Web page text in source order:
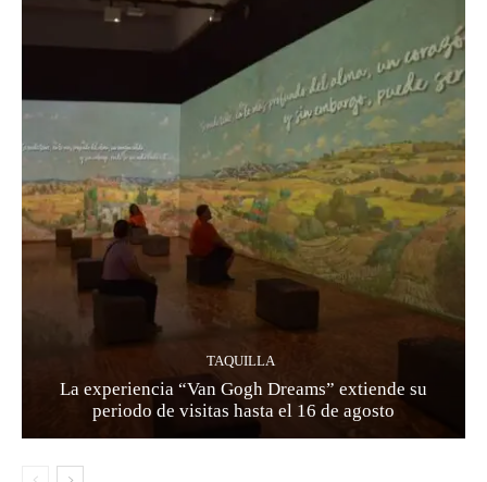
TAQUILLA
La experiencia “Van Gogh Dreams” extiende su
periodo de visitas hasta el 16 de agosto